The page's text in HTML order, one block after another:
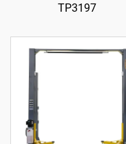
TP3197